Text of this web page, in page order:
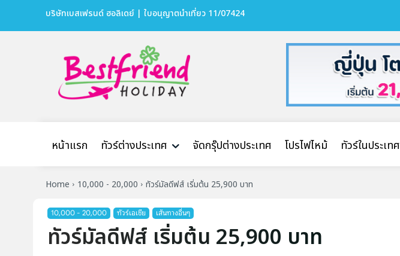
บริษัทเบสเฟรนด์ ฮอลิเดย์ | ใบอนุญาตนำเที่ยว 11/07424
หน้าแรก ทัวร์ต่างประเทศ จัดกรุ๊ปต่างประเทศ โปรไฟไหม้ ทัวร์ในประเทศ
Home 10,000 - 20,000 ทัวร์มัลดีฟส์ เริ่มต้น 25,900 บาท
10,000 - 20,000 ทัวร์เอเชีย เส้นทางอื่นๆ
ทัวร์มัลดีฟส์ เริ่มต้น 25,900 บาท